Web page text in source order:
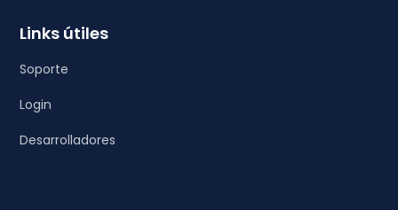
Links útiles
Soporte
Login
Desarrolladores